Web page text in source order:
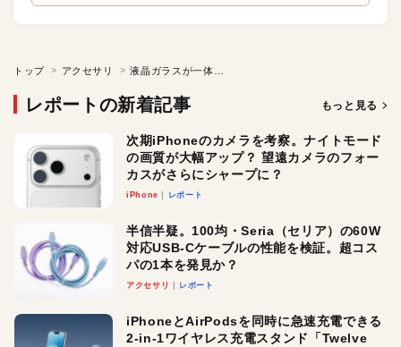
トップ アクセサリ
レポートの新着記事 もっと見る
次期iPhoneのカメラを考察。ナイトモード
の画質が大幅アップ？ 望遠カメラのフォー
カスがさらにシャープに？
iPhone レポート
半信半疑。100均・Seria（セリア）の60W
対応USB-Cケーブルの性能を検証。超コス
パの1本を発見か？
アクセサリ レポート
iPhoneとAirPodsを同時に急速充電できる
2-in-1ワイヤレス充電スタンド「Twelve